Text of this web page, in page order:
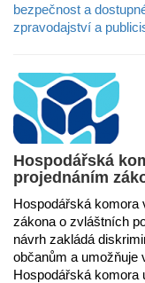
bezpečnost a
zpravodajství a
Hospodářská
projednáním
Hospodářská komora
zákona o zvláštních
návrh zakládá
občanům a umožňuje
Hospodářská komora